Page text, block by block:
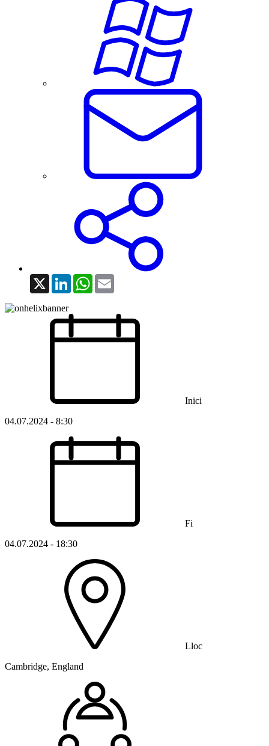
X LinkedInWhatsApp
Inici
04.07.2024 - 8:30
Fi
04.07.2024 - 18:30
Lloc
Cambridge, England